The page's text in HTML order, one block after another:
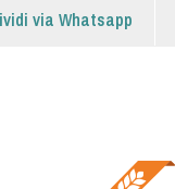
via Whatsapp